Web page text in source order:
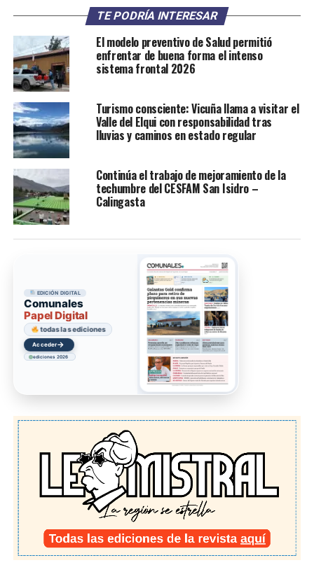
TE PODRÍA INTERESAR
El modelo preventivo de Salud permitió
enfrentar de buena forma el intenso
sistema frontal 2026
Turismo consciente: Vicuña llama a visitar el
Valle del Elqui con responsabilidad tras
lluvias y caminos en estado regular
Continúa el trabajo de mejoramiento de la
techumbre del CESFAM San Isidro –
Calingasta
EDICIÓN DIGITAL
Comunales
Papel Digital
todas las ediciones
Acceder→
ediciones 2026